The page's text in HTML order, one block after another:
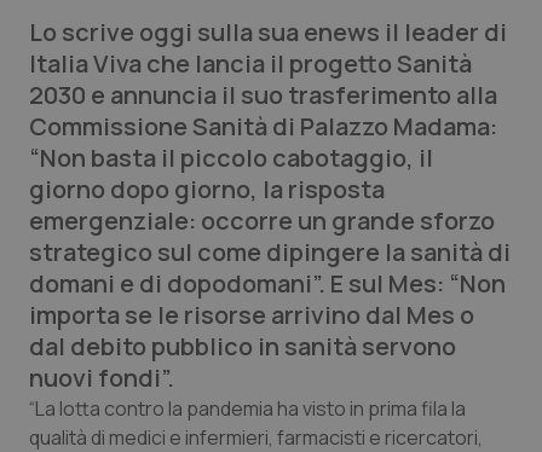
QS Pro
Professionisti Sanitari.AI
Abruzzo
Basilicata
Calabria
Campania
Emilia-Romagna
QS Pro Gold
Artrite & artrosi
Asma & BPCO
Car-T
Colesterolo & coronaropatie
QS Club Newsletter
Lo scrive oggi sulla sua enews il leader di
Italia Viva che lancia il progetto Sanità
2030 e annuncia il suo trasferimento alla
Commissione Sanità di Palazzo Madama:
“Non basta il piccolo cabotaggio, il
giorno dopo giorno, la risposta
emergenziale: occorre un grande sforzo
strategico sul come dipingere la sanità di
domani e di dopodomani”. E sul Mes: “Non
importa se le risorse arrivino dal Mes o
dal debito pubblico in sanità servono
nuovi fondi”.
“La lotta contro la pandemia ha visto in prima fila la
qualità di medici e infermieri, farmacisti e ricercatori,